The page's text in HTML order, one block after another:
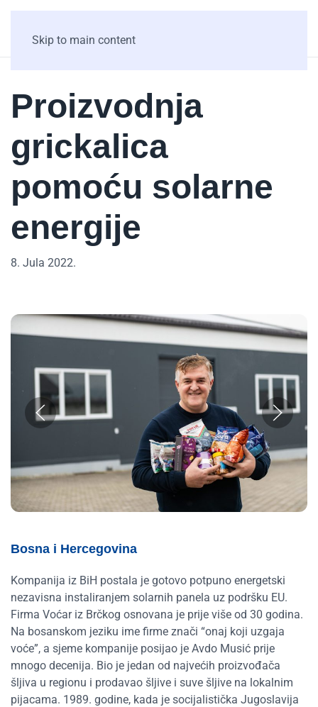
Skip to main content
Proizvodnja
grickalica
pomoću solarne
energije
8. Jula 2022.
Bosna i Hercegovina
Kompanija iz BiH postala je gotovo potpuno energetski
nezavisna instaliranjem solarnih panela uz podršku EU.
Firma Voćar iz Brčkog osnovana je prije više od 30 godina.
Na bosanskom jeziku ime firme znači “onaj koji uzgaja
voće”, a sjeme kompanije posijao je Avdo Musić prije
mnogo decenija. Bio je jedan od najvećih proizvođača
šljiva u regionu i prodavao šljive i suve šljive na lokalnim
pijacama. 1989. godine, kada je socijalistička Jugoslavija